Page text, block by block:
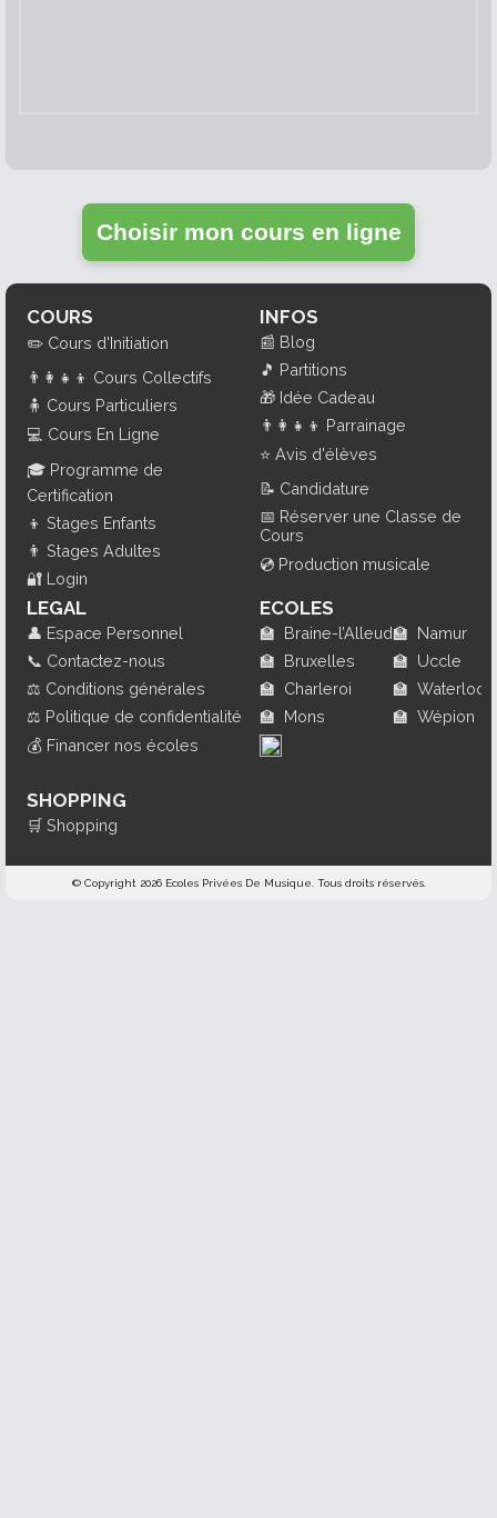
Choisir mon cours en ligne
COURS
✏️ Cours d'Initiation
👨‍👩‍👧‍👦 Cours Collectifs
🧍 Cours Particuliers
💻 Cours En Ligne
🎓 Programme de
Certification
👦 Stages Enfants
👨 Stages Adultes
🔐 Login
INFOS
📰 Blog
🎵 Partitions
🎁 Idée Cadeau
👨‍👩‍👧‍👦 Parrainage
⭐ Avis d'élèves
📝 Candidature
📅 Réserver une Classe de
Cours
💿 Production musicale
LEGAL
👤 Espace Personnel
📞 Contactez-nous
⚖️ Conditions générales
⚖️ Politique de confidentialité
💰 Financer nos écoles
SHOPPING
🛒 Shopping
ECOLES
🏫 Braine-l’Alleud
🏫 Bruxelles
🏫 Charleroi
🏫 Mons
🏫 Namur
🏫 Uccle
🏫 Waterloo
🏫 Wépion
© Copyright 2026 Ecoles Privées De Musique. Tous droits réservés.